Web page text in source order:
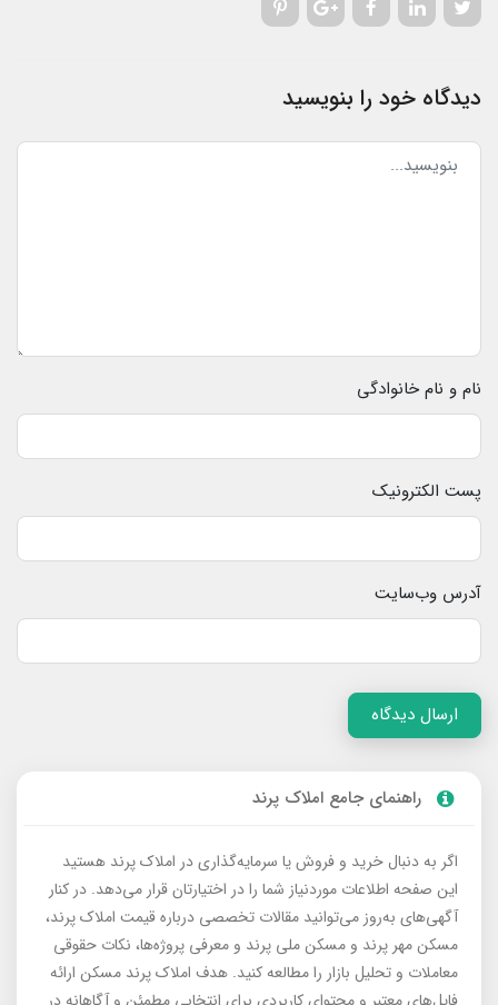
دیدگاه خود را بنویسید
نام و نام خانوادگی
پست الکترونیک
آدرس وب‌سایت
ارسال دیدگاه
راهنمای جامع املاک پرند
اگر به دنبال خرید و فروش یا سرمایه‌گذاری در املاک پرند هستید
این صفحه اطلاعات موردنیاز شما را در اختیارتان قرار می‌دهد. در کنار
آگهی‌های به‌روز می‌توانید مقالات تخصصی درباره قیمت املاک پرند،
مسکن مهر پرند و مسکن ملی پرند و معرفی پروژه‌ها، نکات حقوقی
معاملات و تحلیل بازار را مطالعه کنید. هدف املاک پرند مسکن ارائه